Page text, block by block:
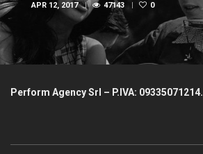
APR 12, 2017 47143 0
Perform Agency Srl – P.IVA: 09335071214.